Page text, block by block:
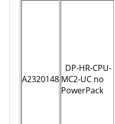
A2320148
DP-HR-CPU-
MC2-UC no
PowerPack